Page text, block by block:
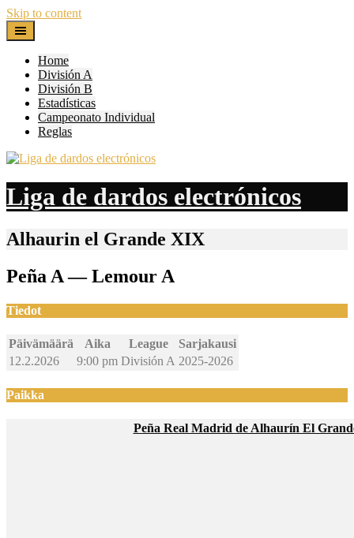
Skip to content
Home
División A
División B
Estadísticas
Campeonato Individual
Reglas
Liga de dardos electrónicos
Alhaurin el Grande XIX
Peña A — Lemour A
Tiedot
Päivämäärä Aika League
Sarjakausi
12.2.2026
9:00 pm División A 2025-2026
Paikka
Peña Real Madrid de Alhaurín El